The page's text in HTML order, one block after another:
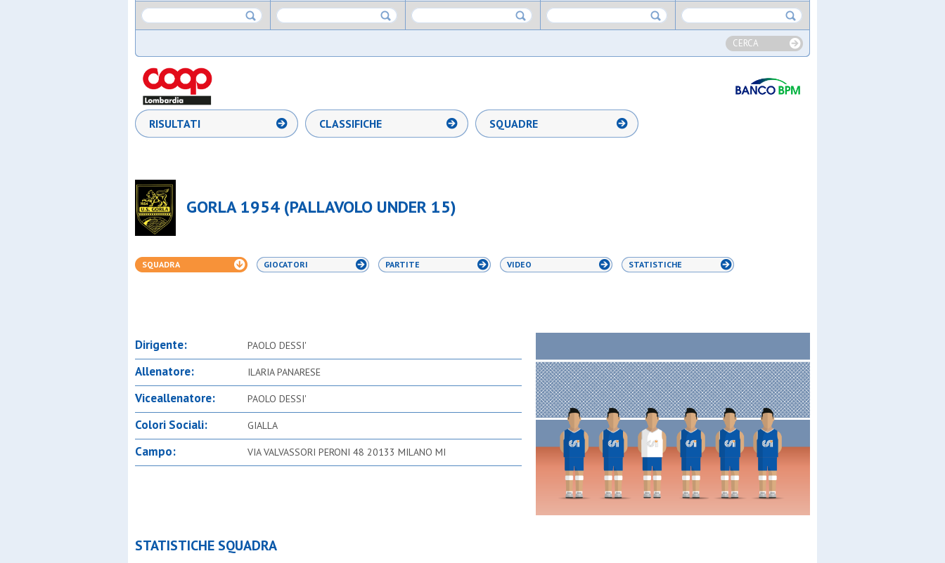
CERCA
RISULTATI CLASSIFICHE SQUADRE
GORLA 1954 (PALLAVOLO UNDER 15)
SQUADRA GIOCATORI PARTITE VIDEO STATISTICHE
Dirigente: PAOLO DESSI'
Allenatore: ILARIA PANARESE
Viceallenatore: PAOLO DESSI'
Colori Sociali: GIALLA
Campo: VIA VALVASSORI PERONI 48 20133 MILANO MI
STATISTICHE SQUADRA